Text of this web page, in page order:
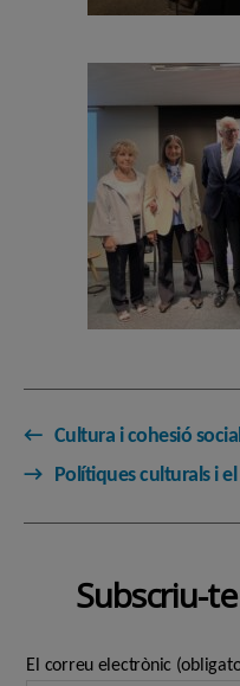
← Cultura i cohesió social
→
Polítiques culturals i
Subscriu-
El correu electrònic